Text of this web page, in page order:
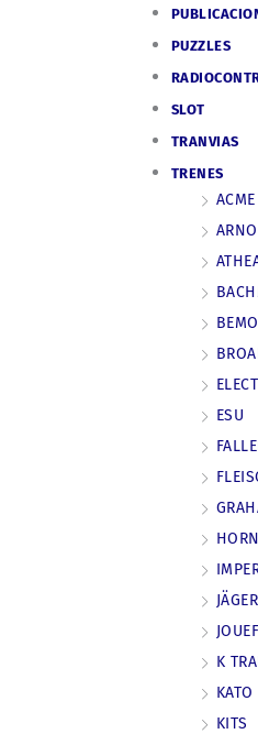
PUZZLES
SLOT
TRANVIAS
TRENES
ACME
BEMO
ESU
JOUEF
K
KATO
KITS